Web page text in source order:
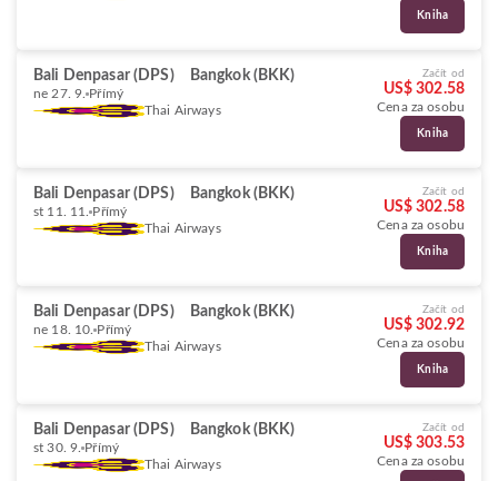
Kniha
Bali Denpasar (DPS) Bangkok (BKK)
ne 27. 9. Přímý
Thai Airways
Začít od
US$ 302.58
Cena za osobu
Kniha
Bali Denpasar (DPS) Bangkok (BKK)
st 11. 11. Přímý
Thai Airways
Začít od
US$ 302.58
Cena za osobu
Kniha
Bali Denpasar (DPS) Bangkok (BKK)
ne 18. 10. Přímý
Thai Airways
Začít od
US$ 302.92
Cena za osobu
Kniha
Bali Denpasar (DPS) Bangkok (BKK)
st 30. 9. Přímý
Thai Airways
Začít od
US$ 303.53
Cena za osobu